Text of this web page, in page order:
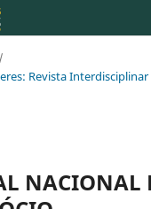
/
Revista
NACIONAL